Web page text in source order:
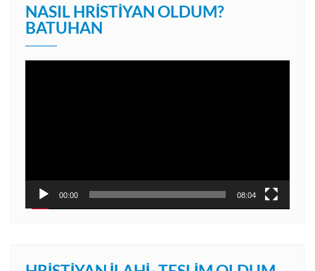
NASIL HRISTIYAN OLDUM?
BATUHAN
00:00 08:04